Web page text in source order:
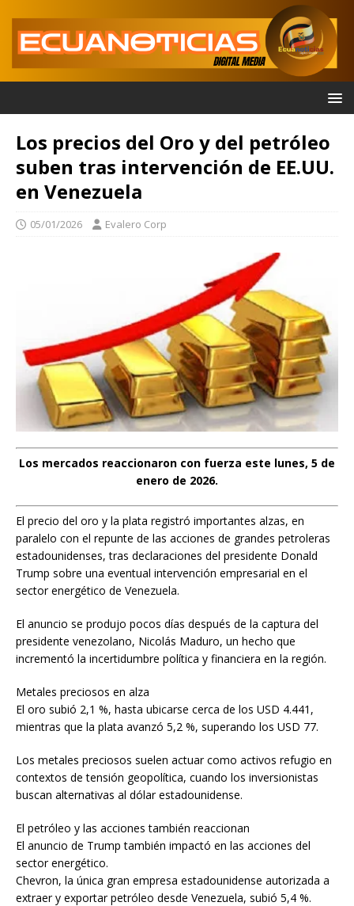
Los precios del Oro y del petróleo
suben tras intervención de EE.UU.
en Venezuela
05/01/2026 Evalero Corp
Los mercados reaccionaron con fuerza este lunes, 5 de
enero de 2026.
El precio del oro y la plata registró importantes alzas, en
paralelo con el repunte de las acciones de grandes petroleras
estadounidenses, tras declaraciones del presidente Donald
Trump sobre una eventual intervención empresarial en el
sector energético de Venezuela.
El anuncio se produjo pocos días después de la captura del
presidente venezolano, Nicolás Maduro, un hecho que
incrementó la incertidumbre política y financiera en la región.
Metales preciosos en alza
El oro subió 2,1 %, hasta ubicarse cerca de los USD 4.441,
mientras que la plata avanzó 5,2 %, superando los USD 77.
Los metales preciosos suelen actuar como activos refugio en
contextos de tensión geopolítica, cuando los inversionistas
buscan alternativas al dólar estadounidense.
El petróleo y las acciones también reaccionan
El anuncio de Trump también impactó en las acciones del
sector energético.
Chevron, la única gran empresa estadounidense autorizada a
extraer y exportar petróleo desde Venezuela, subió 5,4 %.